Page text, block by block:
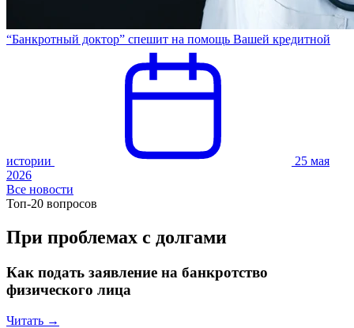
“Банкротный доктор” спешит на помощь Вашей кредитной
истории
25 мая
2026
Все новости
Топ-20 вопросов
При проблемах с долгами
Как подать заявление на банкротство
физического лица
Читать →